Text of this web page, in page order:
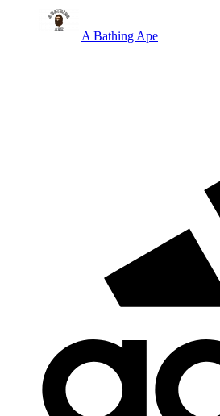
A Bathing Ape